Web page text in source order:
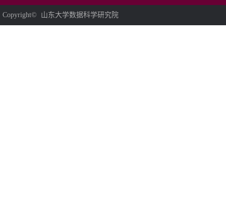
Copyright© 山东大学数据科学研究院